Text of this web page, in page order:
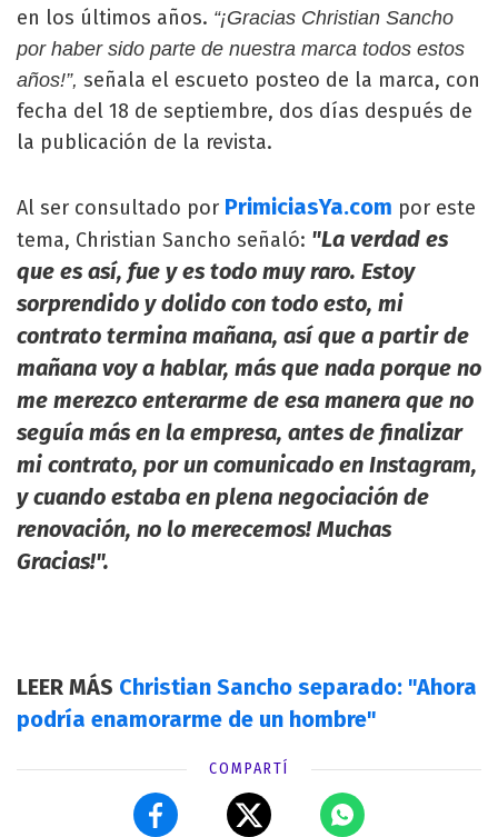
en los últimos años. “¡Gracias Christian Sancho
por haber sido parte de nuestra marca todos estos
años!”, señala el escueto posteo de la marca, con
fecha del 18 de septiembre, dos días después de
la publicación de la revista.
Al ser consultado por PrimiciasYa.com por este
tema, Christian Sancho señaló: "La verdad es
que es así, fue y es todo muy raro. Estoy
sorprendido y dolido con todo esto, mi
contrato termina mañana, así que a partir de
mañana voy a hablar, más que nada porque no
me merezco enterarme de esa manera que no
seguía más en la empresa, antes de finalizar
mi contrato, por un comunicado en Instagram,
y cuando estaba en plena negociación de
renovación, no lo merecemos! Muchas
Gracias!".
LEER MÁS Christian Sancho separado: "Ahora
podría enamorarme de un hombre"
COMPARTÍ